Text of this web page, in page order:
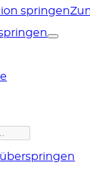
springen